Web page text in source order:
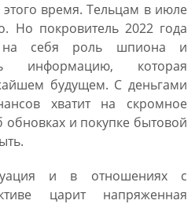
время. Тельцам в июле
Но покровитель 2022 года
на себя роль шпиона и
информацию, которая
будущем. С деньгами
хватит на скромное
обновках и покупке бытовой
и в отношениях с
царит напряженная